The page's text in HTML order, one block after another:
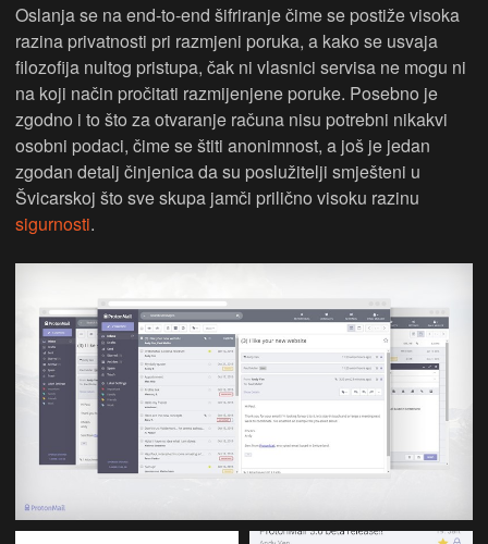
Oslanja se na end-to-end šifriranje čime se postiže visoka
razina privatnosti pri razmjeni poruka, a kako se usvaja
filozofija nultog pristupa, čak ni vlasnici servisa ne mogu ni
na koji način pročitati razmijenjene poruke. Posebno je
zgodno i to što za otvaranje računa nisu potrebni nikakvi
osobni podaci, čime se štiti anonimnost, a još je jedan
zgodan detalj činjenica da su poslužitelji smješteni u
Švicarskoj što sve skupa jamči prilično visoku razinu
sigurnosti.